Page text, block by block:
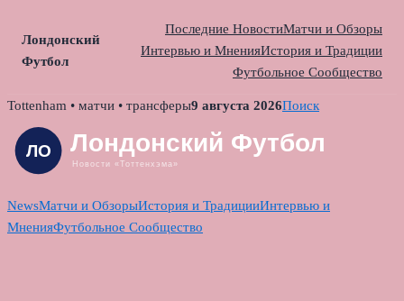
Лондонский
Футбол
Последние НовостиМатчи и Обзоры
Интервью и МненияИстория и Традиции
Футбольное Сообщество
Skip
content
Tottenham • матчи • трансферы9 августа 2026Поиск
NewsМатчи и ОбзорыИстория и ТрадицииИнтервью и
МненияФутбольное Сообщество